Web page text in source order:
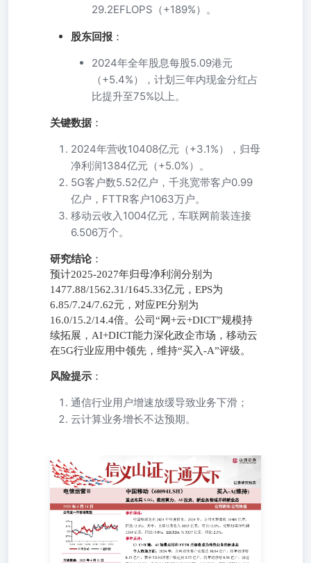
29.2EFLOPS（+189%）。
股东回报 ：
2024年全年股息每股5.09港元
（+5.4%），计划三年内现金分红占
比提升至75%以上。
关键数据 ：
2024年营收10408亿元（+3.1%），归母
净利润1384亿元（+5.0%）。
5G客户数5.52亿户，千兆宽带客户0.99
亿户，FTTR客户1063万户。
移动云收入1004亿元，车联网前装连接
6.506万个。
研究结论：
预计2025-2027年归母净利润分别为
1477.88/1562.31/1645.33亿元，EPS为
6.85/7.24/7.62元，对应PE分别为
16.0/15.2/14.4倍。公司“网+云+DICT”规模持
续拓展，AI+DICT能力深化政企市场，移动云
在5G行业应用中领先，维持“买入-A”评级。
风险提示 ：
通信行业用户增速放缓导致业务下滑；
云计算业务增长不达预期。
电信运营Ⅲ 中国移动（600941.SH） 买入-A(维持) 重点布局
5.5G、推理算力、AI投资，新业务领域开辟新业态 2025年4
月14日 公司研究/公司快报 事件描述： 中国移动发布2024
年年度报告。2024年，公司实现营收10408亿元，同比
+3.1%；其中，主营业务收入8895亿元，同比+3.0%。实现
归母净利润1384亿元，同比+5.0%；EBITDA为3337亿元，
同比-2.3%。 事件点评： 1）C+H端：AI场景应用和FTTR